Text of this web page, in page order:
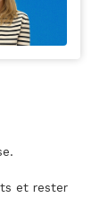
et rester